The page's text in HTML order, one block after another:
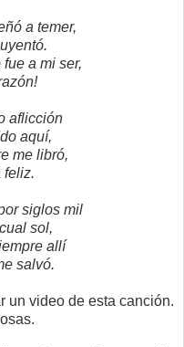
a temer,
fue a mi ser,
aflicción
aquí,
me libró,
feliz.
siglos mil
sol,
allí
salvó.
un video de esta canción.